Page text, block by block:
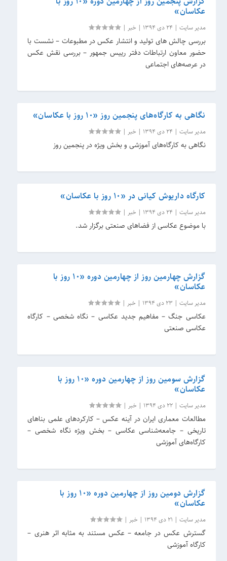
عکاسان»
مدیر سایت | 24 دی 1394 | خبر |
بررسی چالش های تولید و انتشار عکس در مطبوعات – نشست با
حضور معاون ارتباطات دفتر رییس جمهور – بررسی نقش عکس
در عرصه‌های اجتماعی
نگاهی به کارگاه‌های پنجمین روز «۱۰ روز با عکاسان»
مدیر سایت | 24 دی 1394 | خبر |
نگاهی به کارگاه‌های آموزشی و بخش ویژه در پنجمین روز
کارگاه داریوش کیانی در «۱۰ روز با عکاسان»
مدیر سایت | 24 دی 1394 | خبر |
با موضوع عکاسی از فضاهای صنعتی برگزار شد.
گزارش چهارمین روز از چهارمین دوره «۱۰ روز با
عکاسان»
مدیر سایت | 23 دی 1394 | خبر |
عکاسی جنگ – مفاهیم جدید عکاسی – نگاه شخصی – کارگاه
عکاسی صنعتی
گزارش سومین روز از چهارمین دوره «۱۰ روز با
عکاسان»
مدیر سایت |22 دی 1394 | خبر |
مطالعات معماری ایران در آینه عکس – کارکردهای علمی بناهای
تاریخی – جامعه‌شناسی عکاسی – بخش ویژه نگاه شخصی –
کارگاه‌های آموزشی
گزارش دومین روز از چهارمین دوره «۱۰ روز با
عکاسان»
مدیر سایت | 21 دی 1394 | خبر |
گسترش عکس در جامعه – عکس مستند به مثابه اثر هنری –
کارگاه آموزشی